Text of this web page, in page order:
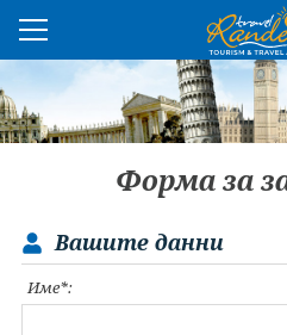
ПРЕПОРЪЧАНО
ЕКСКУРЗИИ
ПОЧИВКИ
ОЩЕ
Форма за
Вашите данни
Име*: